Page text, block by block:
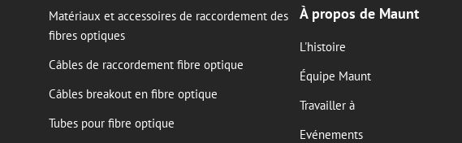
Matériaux et accessoires de raccordement des
fibres optiques
Câbles de raccordement fibre optique
Câbles breakout en fibre optique
Tubes pour fibre optique
À propos de Maunt
L'histoire
Équipe Maunt
Travailler à
Evénements